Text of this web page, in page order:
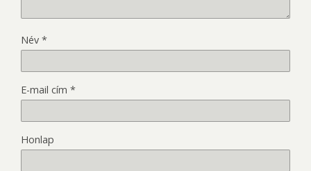
Név *
E-mail cím *
Honlap